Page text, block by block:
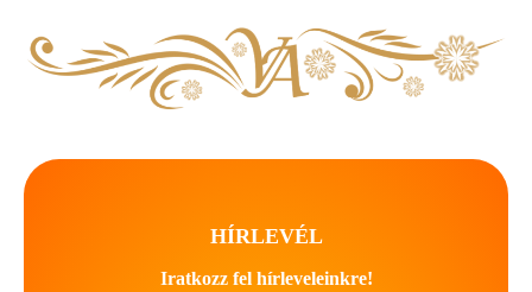
HÍRLEVÉL
Iratkozz fel hírleveleinkre!